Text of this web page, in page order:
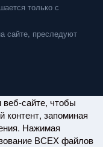
только с
сайте, преследуют
сайте, чтобы
контент, запоминая
Нажимая
ВСЕХ файлов